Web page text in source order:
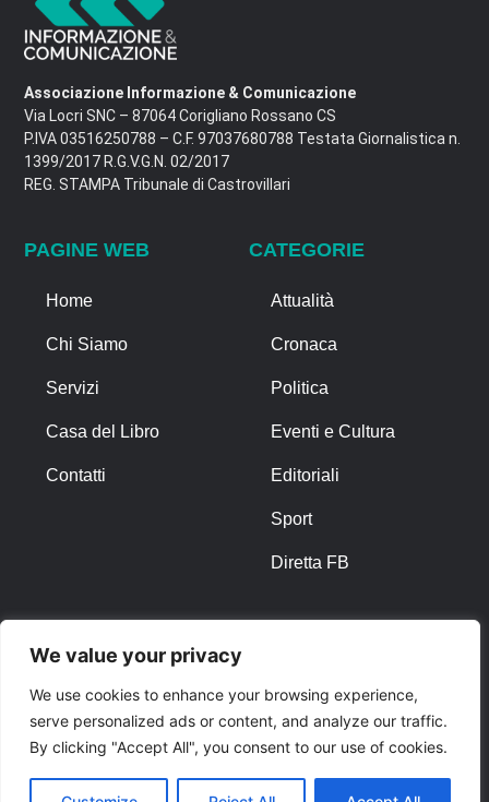
We value your privacy
We use cookies to enhance your browsing experience,
serve personalized ads or content, and analyze our traffic.
By clicking "Accept All", you consent to our use of cookies.
Associazione Informazione & Comunicazione
Via Locri SNC – 87064 Corigliano Rossano CS
P.IVA 03516250788 – C.F. 97037680788 Testata Giornalistica n.
1399/2017 R.G.V.G.N. 02/2017
REG. STAMPA Tribunale di Castrovillari
PAGINE WEB
Home
Chi Siamo
Servizi
Casa del Libro
Contatti
CATEGORIE
Attualità
Cronaca
Politica
Eventi e Cultura
Editoriali
Sport
Diretta FB
Privacy Policy